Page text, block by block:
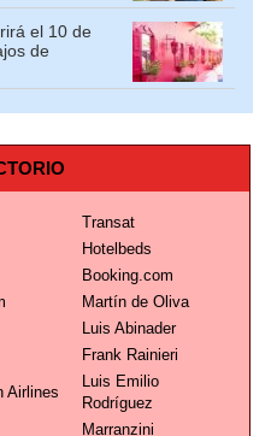
el 10 de
de
Transat
Hotelbeds
Booking.com
Martín de Oliva
Luis Abinader
Frank Rainieri
Airlines
Luis Emilio
Rodríguez
Marranzini